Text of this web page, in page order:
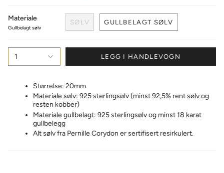
Materiale
Gullbelagt sølv
SØLV GULLBELAGT SØLV
1 LEGG I HANDLEVOGN
Størrelse: 20mm
Materiale sølv: 925 sterlingsølv (minst 92,5% rent sølv og
resten kobber)
Materiale gullbelagt: 925 sterlingsølv og minst 18 karat
gullbelegg
Alt sølv fra Pernille Corydon er sertifisert resirkulert.